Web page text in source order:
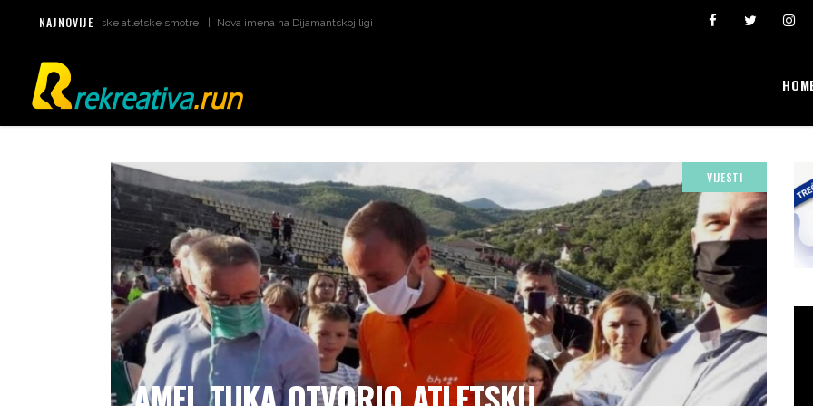
NAJNOVIJE
za svjetske atletske smotre Nova imena na Dijamantskoj ligi u Monaku Ivona Dadić osvojila 6000 bodova u jednosatnom
VIJESTI